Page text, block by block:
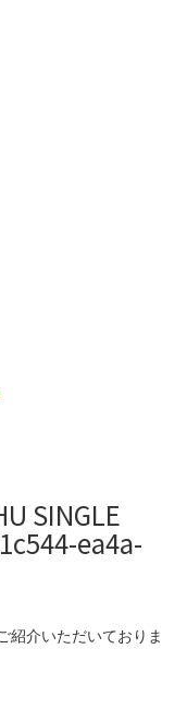
SINGLE
ea4a-
紹介いただいておりま